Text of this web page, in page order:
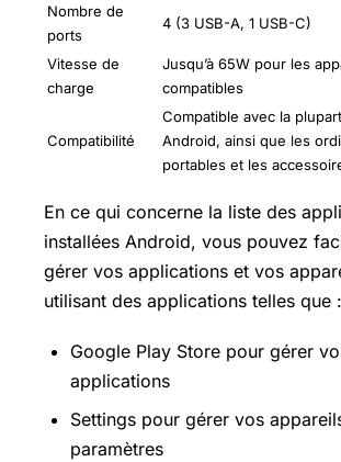
Nombre de
ports
4 (3 USB-A, 1 USB-C)
Vitesse de
charge
Jusqu’à 65W pour les
compatibles
Compatibilité
Compatible avec la
Android, ainsi que les
portables et les
En ce qui concerne la liste des
installées Android, vous pouvez
gérer vos applications et vos
utilisant des applications telles que :
Google Play Store pour gérer
applications
Settings pour gérer vos
paramètres